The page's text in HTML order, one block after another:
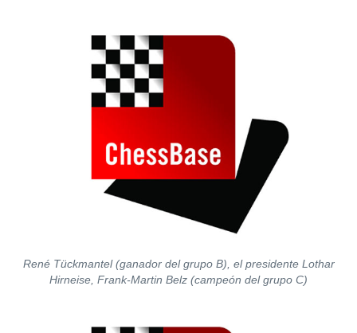
René Tückmantel (ganador del grupo B), el presidente Lothar
Hirneise, Frank-Martin Belz (campeón del grupo C)